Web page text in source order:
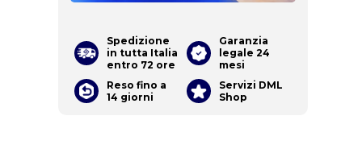
Spedizione
in tutta Italia
entro 72 ore
Garanzia
legale 24
mesi
Reso fino a
14 giorni
Servizi DML
Shop